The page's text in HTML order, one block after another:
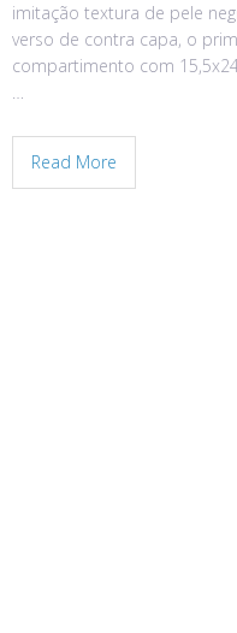
imitação textura de pele
verso de contra capa, o
compartimento com
…
Read More